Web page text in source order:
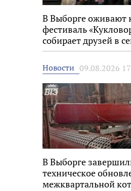
В Выборге оживают
фестиваль
собирает друзей в
Новости 09.08.2026
В Выборге
техническое
межквартальной